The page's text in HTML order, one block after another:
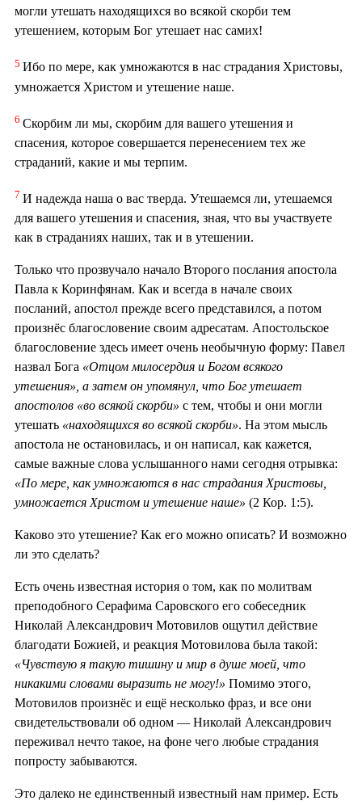
могли утешать находящихся во всякой скорби тем
утешением, которым Бог утешает нас самих!
5 Ибо по мере, как умножаются в нас страдания Христовы,
умножается Христом и утешение наше.
6 Скорбим ли мы, скорбим для вашего утешения и
спасения, которое совершается перенесением тех же
страданий, какие и мы терпим.
7 И надежда наша о вас тверда. Утешаемся ли, утешаемся
для вашего утешения и спасения, зная, что вы участвуете
как в страданиях наших, так и в утешении.
Только что прозвучало начало Второго послания апостола
Павла к Коринфянам. Как и всегда в начале своих
посланий, апостол прежде всего представился, а потом
произнёс благословение своим адресатам. Апостольское
благословение здесь имеет очень необычную форму: Павел
назвал Бога «Отцом милосердия и Богом всякого
утешения», а затем он упомянул, что Бог утешает
апостолов «во всякой скорби» с тем, чтобы и они могли
утешать «находящихся во всякой скорби». На этом мысль
апостола не остановилась, и он написал, как кажется,
самые важные слова услышанного нами сегодня отрывка:
«По мере, как умножаются в нас страдания Христовы,
умножается Христом и утешение наше» (2 Кор. 1:5).
Каково это утешение? Как его можно описать? И возможно
ли это сделать?
Есть очень известная история о том, как по молитвам
преподобного Серафима Саровского его собеседник
Николай Александрович Мотовилов ощутил действие
благодати Божией, и реакция Мотовилова была такой:
«Чувствую я такую тишину и мир в душе моей, что
никакими словами выразить не могу!» Помимо этого,
Мотовилов произнёс и ещё несколько фраз, и все они
свидетельствовали об одном — Николай Александрович
переживал нечто такое, на фоне чего любые страдания
попросту забываются.
Это далеко не единственный известный нам пример. Есть